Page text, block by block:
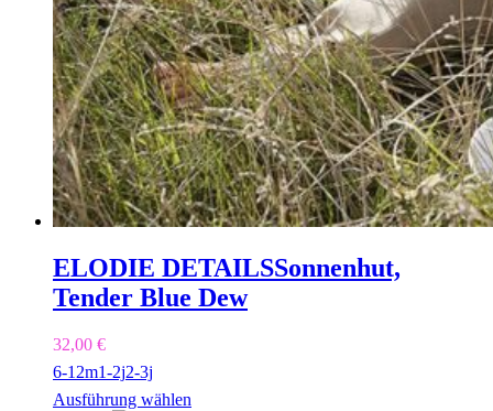
ELODIE DETAILSSonnenhut,
Tender Blue Dew
32,00 €
6-12m1-2j2-3j
Ausführung wählen